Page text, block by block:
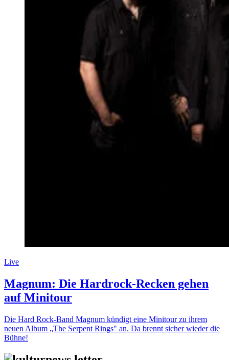
Live
Magnum: Die Hardrock-Recken gehen
auf Minitour
Die Hard Rock-Band Magnum kündigt eine Minitour zu ihrem
neuen Album „The Serpent Rings" an. Da brennt sicher wieder die
Bühne!